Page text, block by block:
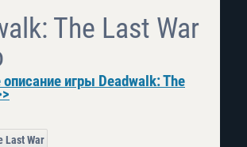
The Last War
игры Deadwalk: The
Last War